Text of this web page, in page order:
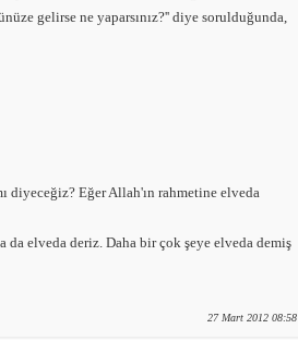
gelirse ne yaparsınız?'' diye sorulduğunda,
diyeceğiz? Eğer Allah'ın rahmetine elveda
elveda deriz. Daha bir çok şeye elveda demiş
27 Mart 2012 08:58